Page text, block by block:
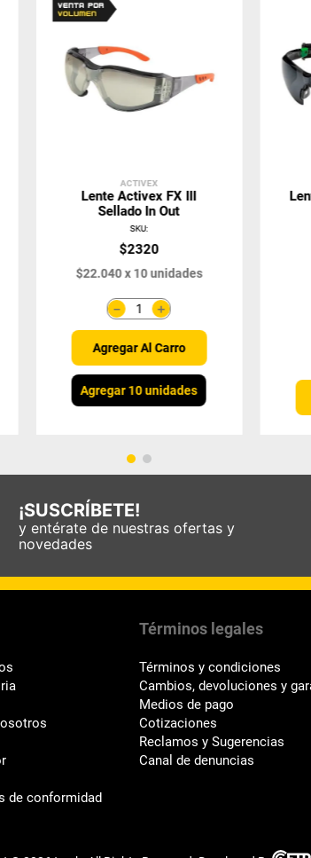
ACTIVEX
Lente Activex FX III
Sellado In Out
SKU:
$2320
$22.040x10unidades
＋
－
Agregar Al Carro
Agregar 10 unidades
¡SUSCRÍBETE!
y entérate de nuestras ofertas y
novedades
de conformidad
Términos legales
Términos y condiciones
Cambios, devoluciones y
Medios de pago
Cotizaciones
Reclamos y Sugerencias
Canal de denuncias